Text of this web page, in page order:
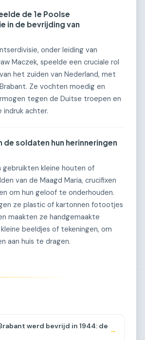
de 1e Poolse
in de bevrijding van
onder leiding van
Maczek, speelde een cruciale rol
het zuiden van Nederland, met
Ze vochten moedig en
tegen de Duitse troepen en
achter.
de soldaten hun herinneringen
gebruikten kleine houten of
van de Maagd Maria, crucifixen
om hun geloof te onderhouden.
ze plastic of kartonnen fotootjes
maakten ze handgemaakte
beeldjes of tekeningen, om
aan huis te dragen.
werd bevrijd in 1944: de
→